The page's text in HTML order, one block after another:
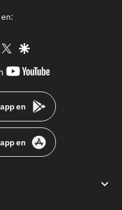
instagram
twittergoogle
youtube-
en
en